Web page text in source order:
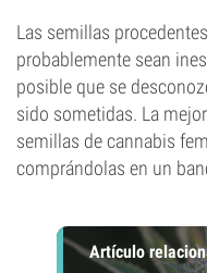
Las semillas
probablemente sean
posible que se
sido sometidas. La
semillas de cannabis
comprándolas en un
Artículo